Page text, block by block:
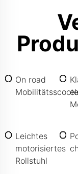
On road
Leichtes
motorisiertes
Rollstuhl